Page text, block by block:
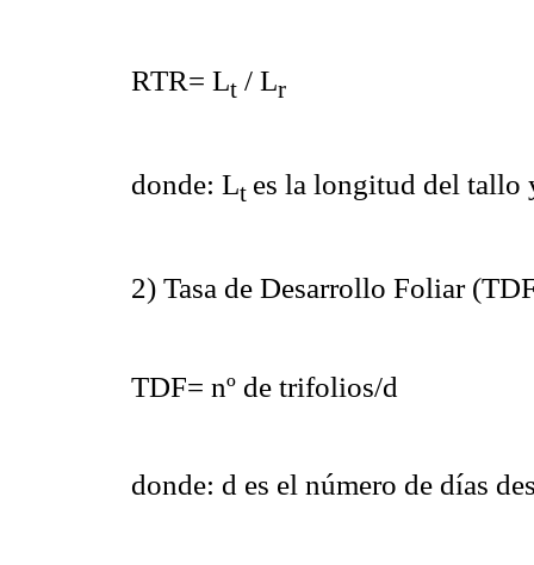
RTR= Lt / Lr
donde: Lt es la longitud del tallo
2) Tasa de Desarrollo Foliar
TDF= nº de trifolios/d
donde: d es el número de días